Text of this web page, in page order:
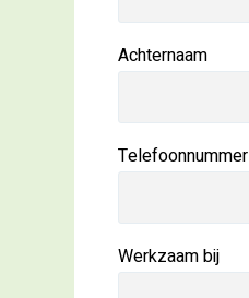
Achternaam
Telefoonnummer
Werkzaam bij